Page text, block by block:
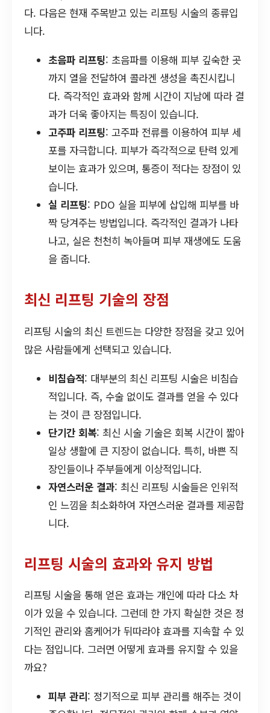
다. 다음은 현재 주목받고 있는 리프팅 시술의 종류입
니다.
초음파 리프팅: 초음파를 이용해 피부 깊숙한 곳
까지 열을 전달하여 콜라겐 생성을 촉진시킵니
다. 즉각적인 효과와 함께 시간이 지남에 따라 결
과가 더욱 좋아지는 특징이 있습니다.
고주파 리프팅: 고주파 전류를 이용하여 피부 세
포를 자극합니다. 피부가 즉각적으로 탄력 있게
보이는 효과가 있으며, 통증이 적다는 장점이 있
습니다.
실 리프팅: PDO 실을 피부에 삽입해 피부를 바
짝 당겨주는 방법입니다. 즉각적인 결과가 나타
나고, 실은 천천히 녹아들며 피부 재생에도 도움
을 줍니다.
최신 리프팅 기술의 장점
리프팅 시술의 최신 트렌드는 다양한 장점을 갖고 있어
많은 사람들에게 선택되고 있습니다.
비침습적: 대부분의 최신 리프팅 시술은 비침습
적입니다. 즉, 수술 없이도 결과를 얻을 수 있다
는 것이 큰 장점입니다.
단기간 회복: 최신 시술 기술은 회복 시간이 짧아
일상 생활에 큰 지장이 없습니다. 특히, 바쁜 직
장인들이나 주부들에게 이상적입니다.
자연스러운 결과: 최신 리프팅 시술들은 인위적
인 느낌을 최소화하여 자연스러운 결과를 제공합
니다.
리프팅 시술의 효과와 유지 방법
리프팅 시술을 통해 얻은 효과는 개인에 따라 다소 차
이가 있을 수 있습니다. 그런데 한 가지 확실한 것은 정
기적인 관리와 홈케어가 뒤따라야 효과를 지속할 수 있
다는 점입니다. 그러면 어떻게 효과를 유지할 수 있을
까요?
피부 관리: 정기적으로 피부 관리를 해주는 것이